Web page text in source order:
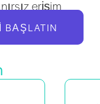
erişim
BAŞLATIN